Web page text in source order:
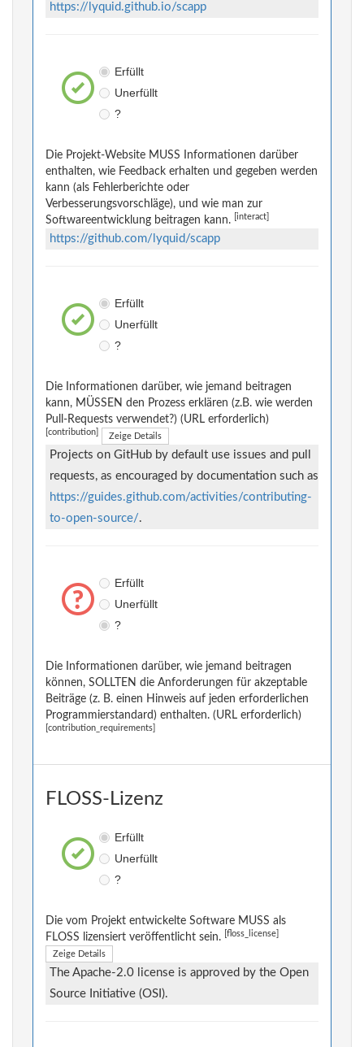
https://lyquid.github.io/scapp
Erfüllt
Unerfüllt
?
Die Projekt-Website MUSS Informationen darüber
enthalten, wie Feedback erhalten und gegeben werden
kann (als Fehlerberichte oder
Verbesserungsvorschläge), und wie man zur
Softwareentwicklung beitragen kann.
[interact]
https://github.com/lyquid/scapp
Erfüllt
Unerfüllt
?
Die Informationen darüber, wie jemand beitragen
kann, MÜSSEN den Prozess erklären (z.B. wie werden
Pull-Requests verwendet?) (URL erforderlich)
[contribution] Zeige Details
Projects on GitHub by default use issues and pull
requests, as encouraged by documentation such as
https://guides.github.com/activities/contributing-
to-open-source/.
Erfüllt
Unerfüllt
?
Die Informationen darüber, wie jemand beitragen
können, SOLLTEN die Anforderungen für akzeptable
Beiträge (z. B. einen Hinweis auf jeden erforderlichen
Programmierstandard) enthalten. (URL erforderlich)
[contribution_requirements]
FLOSS-Lizenz
Erfüllt
Unerfüllt
?
Die vom Projekt entwickelte Software MUSS als
FLOSS lizensiert veröffentlicht sein.
[floss_license]
Zeige Details
The Apache-2.0 license is approved by the Open
Source Initiative (OSI).